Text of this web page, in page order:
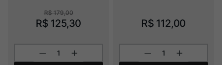
R$ 179,00
R$ 125,30 R$ 112,00